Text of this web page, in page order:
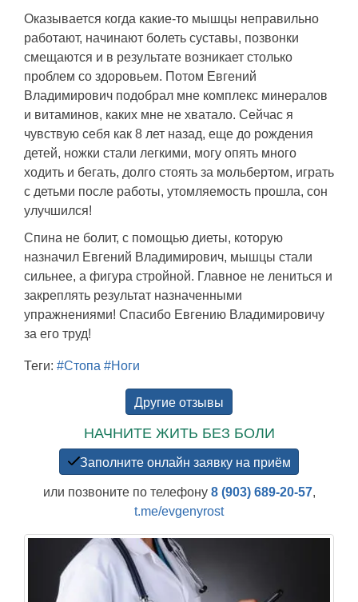
Оказывается когда какие-то мышцы неправильно
работают, начинают болеть суставы, позвонки
смещаются и в результате возникает столько
проблем со здоровьем. Потом Евгений
Владимирович подобрал мне комплекс минералов
и витаминов, каких мне не хватало. Сейчас я
чувствую себя как 8 лет назад, еще до рождения
детей, ножки стали легкими, могу опять много
ходить и бегать, долго стоять за мольбертом, играть
с детьми после работы, утомляемость прошла, сон
улучшился!
Спина не болит, с помощью диеты, которую
назначил Евгений Владимирович, мышцы стали
сильнее, а фигура стройной. Главное не лениться и
закреплять результат назначенными
упражнениями! Спасибо Евгению Владимировичу
за его труд!
Теги: #Стопа #Ноги
Другие отзывы
НАЧНИТЕ ЖИТЬ БЕЗ БОЛИ
Заполните онлайн заявку на приём
или позвоните по телефону 8 (903) 689-20-57,
t.me/evgenyrost